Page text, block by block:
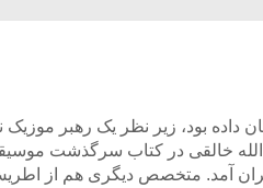
بود، زیر نظر یک رهبر موزیک
آمد. متخصص دیگری هم از اطریش